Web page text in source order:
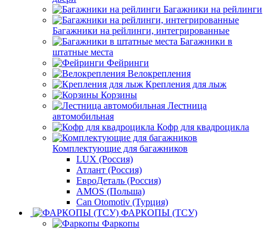
Багажники на рейлинги
Багажники на рейлинги, интегрированные
Багажники в
штатные места
Фейринги
Велокрепления
Крепления для лыж
Корзины
Лестница
автомобильная
Кофр для квадроцикла
Комплектующие для багажников
LUX (Россия)
Атлант (Россия)
ЕвроДеталь (Россия)
AMOS (Польша)
Can Otomotiv (Турция)
ФАРКОПЫ (ТСУ)
Фаркопы